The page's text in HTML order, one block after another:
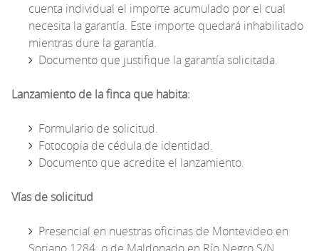
cuenta individual el importe acumulado por el cual
necesita la garantía. Este importe quedará inhabilitado
mientras dure la garantía.
Documento que justifique la garantía solicitada.
Lanzamiento de la finca que habita:
Formulario de solicitud.
Fotocopia de cédula de identidad.
Documento que acredite el lanzamiento.
Vías de solicitud
Presencial en nuestras oficinas de Montevideo en